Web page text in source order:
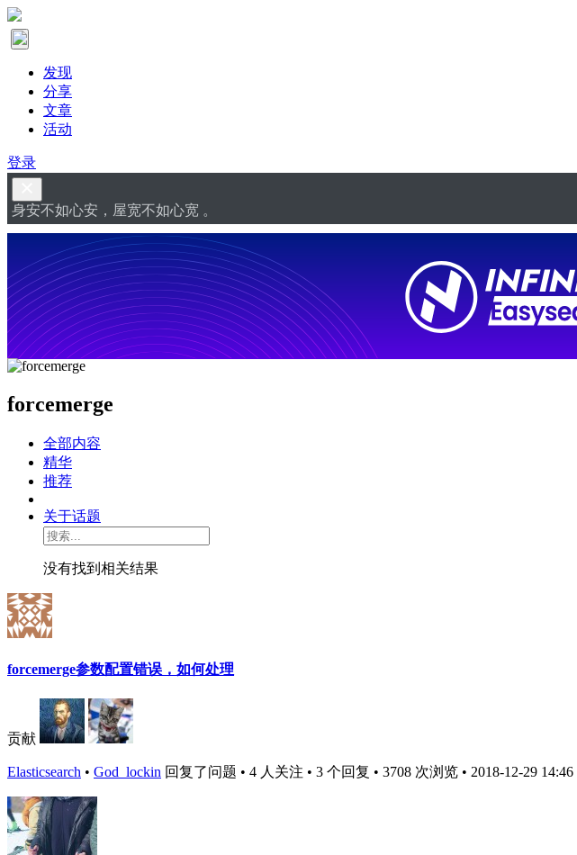
发现
分享
文章
活动
登录
身安不如心安，屋宽不如心宽 。
forcemerge
全部内容
精华
推荐
关于话题
没有找到相关结果
forcemerge参数配置错误，如何处理
贡献
Elasticsearch • God_lockin 回复了问题 • 4 人关注 • 3 个回复 • 3708 次浏览 • 2018-12-29 14:46